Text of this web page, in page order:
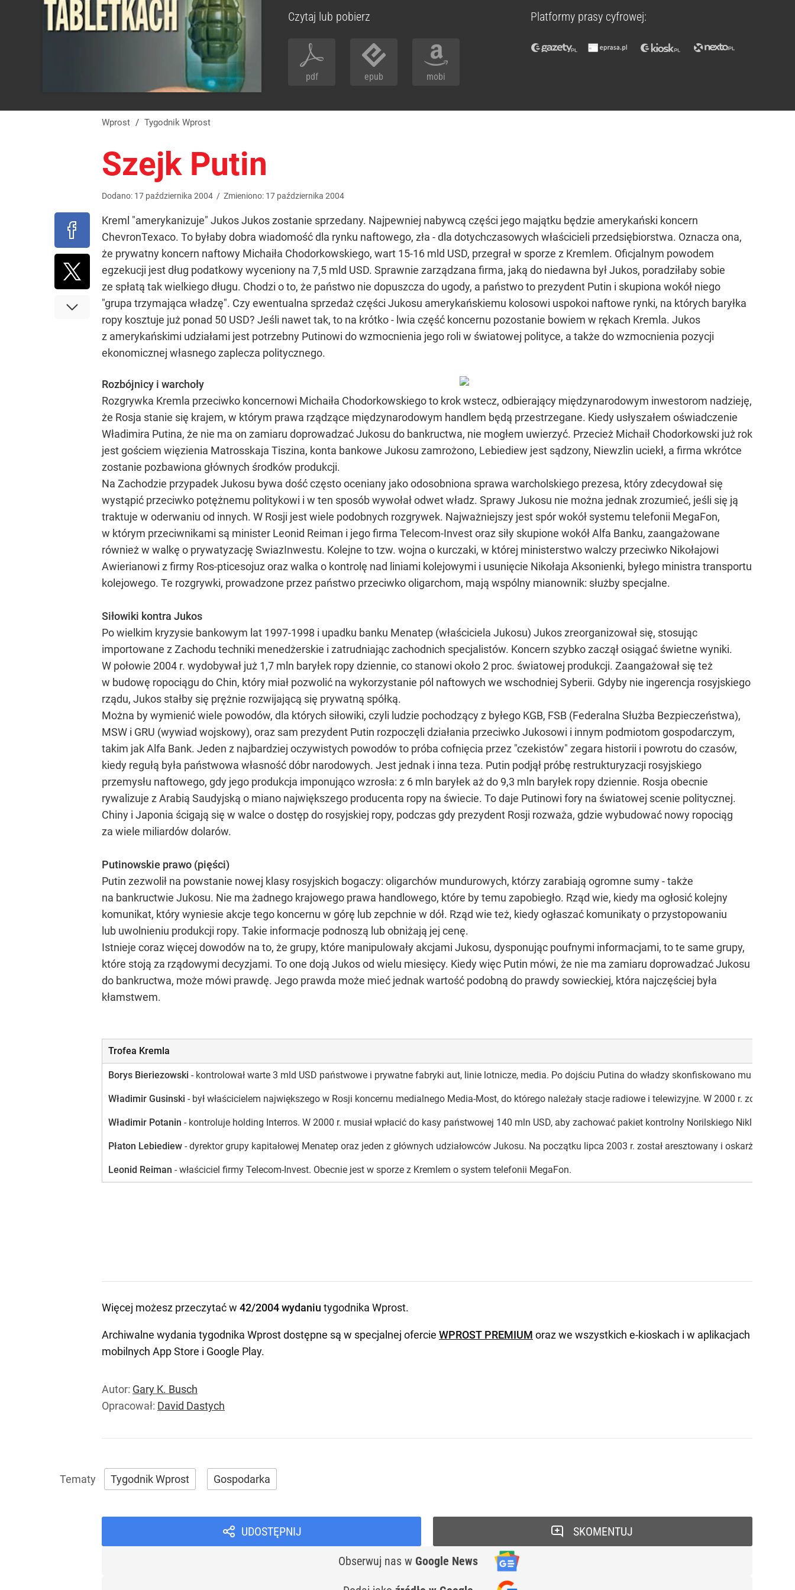
Czytaj lub pobierz
pdf epub mobi
Platformy prasy cyfrowej:
Wprost / Tygodnik Wprost
Szejk Putin
Dodano: 17 października 2004 / Zmieniono: 17 października 2004
Kreml "amerykanizuje" Jukos Jukos zostanie sprzedany. Najpewniej nabywcą części jego majątku będzie amerykański koncern
ChevronTexaco. To byłaby dobra wiadomość dla rynku naftowego, zła - dla dotychczasowych właścicieli przedsiębiorstwa. Oznacza ona,
że prywatny koncern naftowy Michaiła Chodorkowskiego, wart 15-16 mld USD, przegrał w sporze z Kremlem. Oficjalnym powodem
egzekucji jest dług podatkowy wyceniony na 7,5 mld USD. Sprawnie zarządzana firma, jaką do niedawna był Jukos, poradziłaby sobie
ze spłatą tak wielkiego długu. Chodzi o to, że państwo nie dopuszcza do ugody, a państwo to prezydent Putin i skupiona wokół niego
"grupa trzymająca władzę". Czy ewentualna sprzedaż części Jukosu amerykańskiemu kolosowi uspokoi naftowe rynki, na których baryłka
ropy kosztuje już ponad 50 USD? Jeśli nawet tak, to na krótko - lwia część koncernu pozostanie bowiem w rękach Kremla. Jukos
z amerykańskimi udziałami jest potrzebny Putinowi do wzmocnienia jego roli w światowej polityce, a także do wzmocnienia pozycji
ekonomicznej własnego zaplecza politycznego.
Rozbójnicy i warchoły
Rozgrywka Kremla przeciwko koncernowi Michaiła Chodorkowskiego to krok wstecz, odbierający międzynarodowym inwestorom nadzieję,
że Rosja stanie się krajem, w którym prawa rządzące międzynarodowym handlem będą przestrzegane. Kiedy usłyszałem oświadczenie
Władimira Putina, że nie ma on zamiaru doprowadzać Jukosu do bankructwa, nie mogłem uwierzyć. Przecież Michaił Chodorkowski już rok
jest gościem więzienia Matrosskaja Tiszina, konta bankowe Jukosu zamrożono, Lebiediew jest sądzony, Niewzlin uciekł, a firma wkrótce
zostanie pozbawiona głównych środków produkcji.
Na Zachodzie przypadek Jukosu bywa dość często oceniany jako odosobniona sprawa warcholskiego prezesa, który zdecydował się
wystąpić przeciwko potężnemu politykowi i w ten sposób wywołał odwet władz. Sprawy Jukosu nie można jednak zrozumieć, jeśli się ją
traktuje w oderwaniu od innych. W Rosji jest wiele podobnych rozgrywek. Najważniejszy jest spór wokół systemu telefonii MegaFon,
w którym przeciwnikami są minister Leonid Reiman i jego firma Telecom-Invest oraz siły skupione wokół Alfa Banku, zaangażowane
również w walkę o prywatyzację SwiazInwestu. Kolejne to tzw. wojna o kurczaki, w której ministerstwo walczy przeciwko Nikołajowi
Awierianowi z firmy Ros-pticesojuz oraz walka o kontrolę nad liniami kolejowymi i usunięcie Nikołaja Aksonienki, byłego ministra transportu
kolejowego. Te rozgrywki, prowadzone przez państwo przeciwko oligarchom, mają wspólny mianownik: służby specjalne.
Siłowiki kontra Jukos
Po wielkim kryzysie bankowym lat 1997-1998 i upadku banku Menatep (właściciela Jukosu) Jukos zreorganizował się, stosując
importowane z Zachodu techniki menedżerskie i zatrudniając zachodnich specjalistów. Koncern szybko zaczął osiągać świetne wyniki.
W połowie 2004 r. wydobywał już 1,7 mln baryłek ropy dziennie, co stanowi około 2 proc. światowej produkcji. Zaangażował się też
w budowę ropociągu do Chin, który miał pozwolić na wykorzystanie pól naftowych we wschodniej Syberii. Gdyby nie ingerencja rosyjskiego
rządu, Jukos stałby się prężnie rozwijającą się prywatną spółką.
Można by wymienić wiele powodów, dla których siłowiki, czyli ludzie pochodzący z byłego KGB, FSB (Federalna Służba Bezpieczeństwa),
MSW i GRU (wywiad wojskowy), oraz sam prezydent Putin rozpoczęli działania przeciwko Jukosowi i innym podmiotom gospodarczym,
takim jak Alfa Bank. Jeden z najbardziej oczywistych powodów to próba cofnięcia przez "czekistów" zegara historii i powrotu do czasów,
kiedy regułą była państwowa własność dóbr narodowych. Jest jednak i inna teza. Putin podjął próbę restrukturyzacji rosyjskiego
przemysłu naftowego, gdy jego produkcja imponująco wzrosła: z 6 mln baryłek aż do 9,3 mln baryłek ropy dziennie. Rosja obecnie
rywalizuje z Arabią Saudyjską o miano największego producenta ropy na świecie. To daje Putinowi fory na światowej scenie politycznej.
Chiny i Japonia ścigają się w walce o dostęp do rosyjskiej ropy, podczas gdy prezydent Rosji rozważa, gdzie wybudować nowy ropociąg
za wiele miliardów dolarów.
Putinowskie prawo (pięści)
Putin zezwolił na powstanie nowej klasy rosyjskich bogaczy: oligarchów mundurowych, którzy zarabiają ogromne sumy - także
na bankructwie Jukosu. Nie ma żadnego krajowego prawa handlowego, które by temu zapobiegło. Rząd wie, kiedy ma ogłosić kolejny
komunikat, który wyniesie akcje tego koncernu w górę lub zepchnie w dół. Rząd wie też, kiedy ogłaszać komunikaty o przystopowaniu
lub uwolnieniu produkcji ropy. Takie informacje podnoszą lub obniżają jej cenę.
Istnieje coraz więcej dowodów na to, że grupy, które manipulowały akcjami Jukosu, dysponując poufnymi informacjami, to te same grupy,
które stoją za rządowymi decyzjami. To one doją Jukos od wielu miesięcy. Kiedy więc Putin mówi, że nie ma zamiaru doprowadzać Jukosu
do bankructwa, może mówi prawdę. Jego prawda może mieć jednak wartość podobną do prawdy sowieckiej, która najczęściej była
kłamstwem.
Trofea Kremla
Borys Bieriezowski - kontrolował warte 3 mld USD państwowe i prywatne fabryki aut, linie lotnicze, media. Po dojściu Putina do władzy skonfiskowano mu
Władimir Gusinski - był właścicielem największego w Rosji koncernu medialnego Media-Most, do którego należały stacje radiowe i telewizyjne. W 2000 r. został
Władimir Potanin - kontroluje holding Interros. W 2000 r. musiał wpłacić do kasy państwowej 140 mln USD, aby zachować pakiet kontrolny Norilskiego Nikla,
Płaton Lebiediew - dyrektor grupy kapitałowej Menatep oraz jeden z głównych udziałowców Jukosu. Na początku lipca 2003 r. został aresztowany i oskarżony o
Leonid Reiman - właściciel firmy Telecom-Invest. Obecnie jest w sporze z Kremlem o system telefonii MegaFon.
Więcej możesz przeczytać w 42/2004 wydaniu tygodnika Wprost.
Archiwalne wydania tygodnika Wprost dostępne są w specjalnej ofercie WPROST PREMIUM oraz we wszystkich e-kioskach i w aplikacjach
mobilnych App Store i Google Play.
Autor: Gary K. Busch
Opracował: David Dastych
Tygodnik Wprost Gospodarka
UDOSTĘPNIJ
Obserwuj nas w Google News
SKOMENTUJ